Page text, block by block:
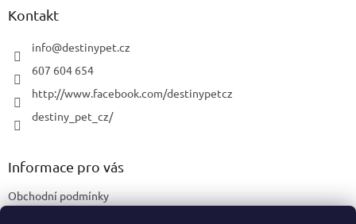
Kontakt
info@destinypet.cz
607 604 654
http://www.facebook.com/destinypetcz
destiny_pet_cz/
Informace pro vás
Obchodní podmínky